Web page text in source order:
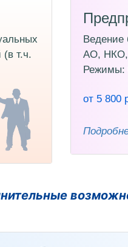
(в т.ч.
Ведение
АО,
от 5 800